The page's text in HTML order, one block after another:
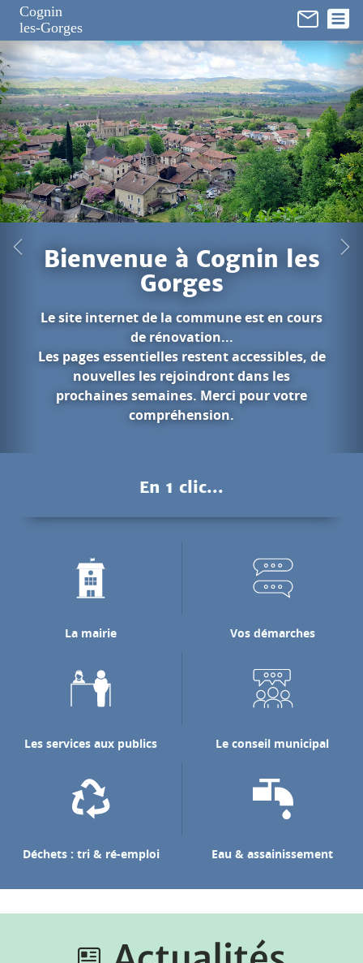
Cognin
les-Gorges
les
est en cours
accessibles, de
dans les
pour votre
Les gorges
Pendant des millions
pour rejoindre la rivière
En 1 clic...
La mairie Vos démarches
Les services aux publics Le conseil municipal
Déchets : tri & ré-emploi Eau & assainissement
Panneau de gestion des cookies